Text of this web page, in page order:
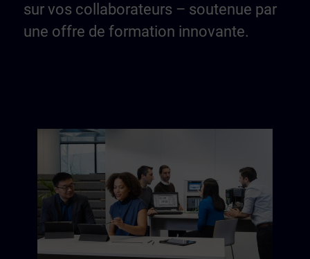
sur vos collaborateurs – soutenue par
une offre de formation innovante.